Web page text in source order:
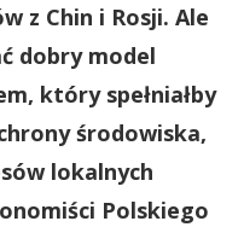
z Chin i Rosji. Ale
dobry model
który spełniałby
środowiska,
lokalnych
Polskiego